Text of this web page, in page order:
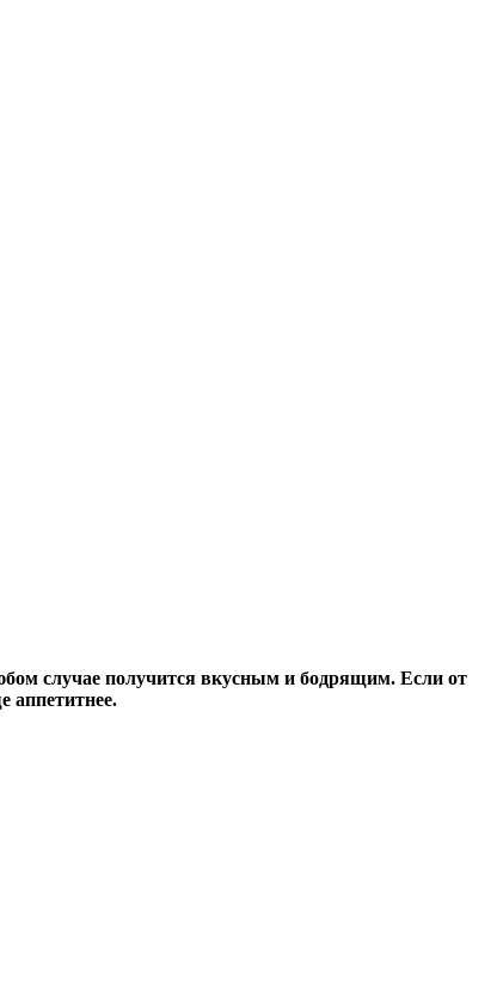
случае получится вкусным и бодрящим. Если от
аппетитнее.